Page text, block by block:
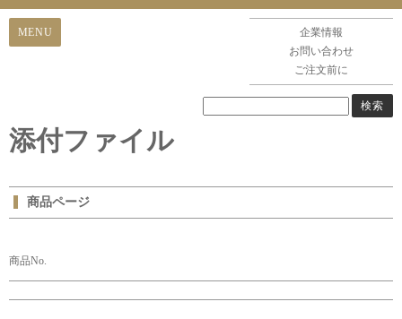
企業情報
お問い合わせ
ご注文前に
添付ファイル
商品ページ
商品No.